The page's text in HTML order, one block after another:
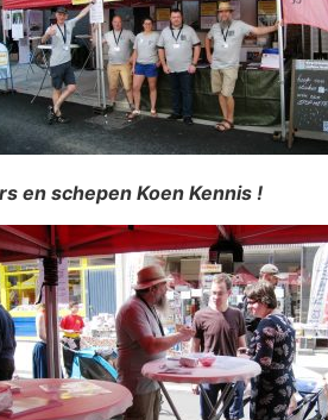
en schepen Koen Kennis !